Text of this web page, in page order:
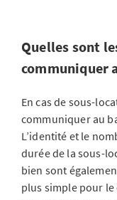
Quelles sont
communiquer
En cas de sous-
communiquer au
L’identité et le
durée de la sous-
bien sont
plus simple pour le